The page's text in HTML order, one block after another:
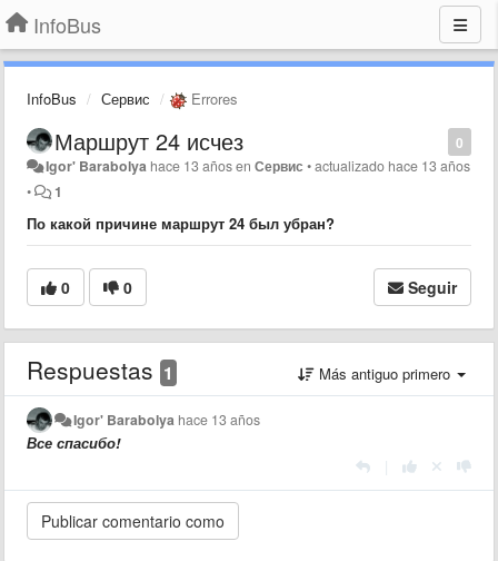
InfoBus
InfoBus Сервис Errores
0
Маршрут 24 исчез
Igor' Barabolya hace 13 añosenСервис •actualizado hace 13 años
•
1
​По какой причине маршрут 24 был убран?
0 0 Seguir
Respuestas 1 Más antiguo primero
Igor' Barabolya hace 13 años
​Все спасибо!